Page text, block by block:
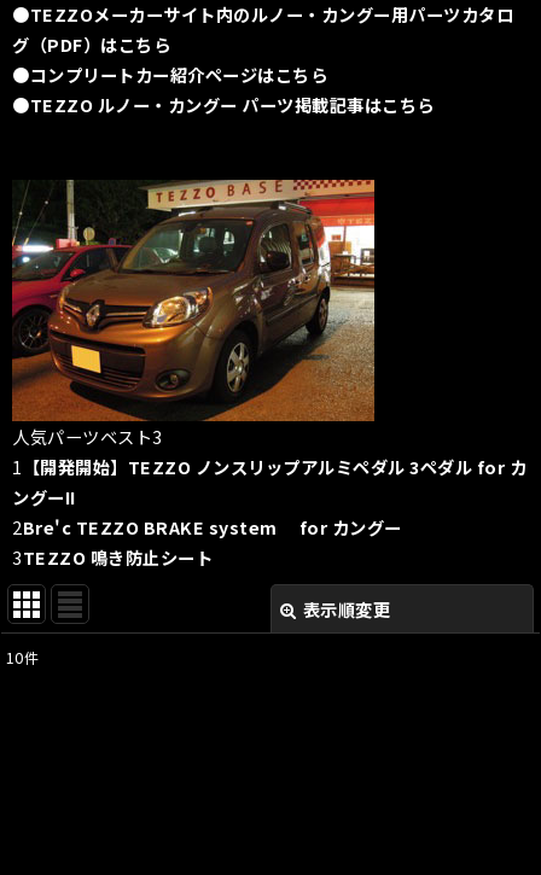
●TEZZOメーカーサイト内のルノー・カングー用パーツカタロ
グ（PDF）はこちら
●コンプリートカー紹介ページはこちら
●TEZZO ルノー・カングー パーツ掲載記事はこちら
人気パーツベスト3
1 【開発開始】TEZZO ノンスリップアルミペダル 3ペダル for カ
ングーII
2Bre'c TEZZO BRAKE system
for カングー
3TEZZO 鳴き防止シート
表示順変更
10件